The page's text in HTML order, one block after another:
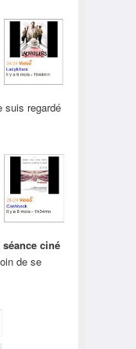
regardé
séance ciné
de se